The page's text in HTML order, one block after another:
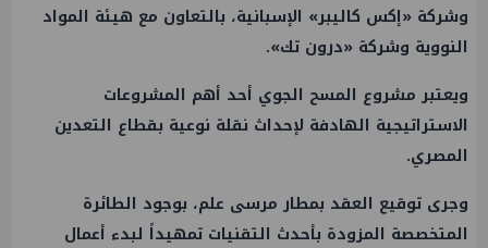
وشركة «إكس كاليبر» الإسبانية، بالتعاون مع هيئة المواد
النووية وشركة «درون تك».
ويعتبر مشروع المسح الجوي أحد أهم المشروعات
الاستراتيجية الهادفة لإحداث نقلة نوعية بقطاع التعدين
المصري.
وجرى توقيع العقد بمطار مرسى علم، بوجود الطائرة
المتخصصة المزودة بأحدث التقنيات تمهيداً لبدء أعمال